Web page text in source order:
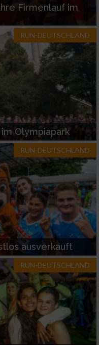
Firmenlauf im
RUN-DEUTSCHLAND
Olympiapark
RUN-DEUTSCHLAND
ausverkauft
RUN-DEUTSCHLAND